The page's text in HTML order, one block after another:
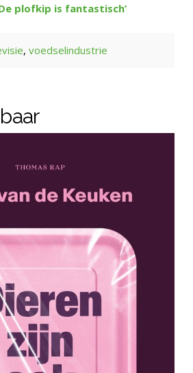
plofkip is fantastisch’
,voedselindustrie